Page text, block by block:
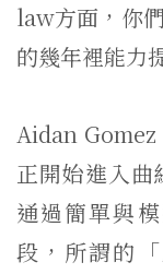
law方面，你
的幾年裡能力
Aidan Gomez
正開始進入曲
通過簡單與
段，所謂的